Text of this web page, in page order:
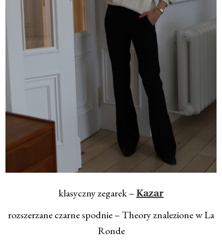
klasyczny zegarek – Kazar
rozszerzane czarne spodnie – Theory znalezione w La
Ronde